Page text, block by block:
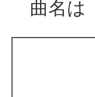
曲名は